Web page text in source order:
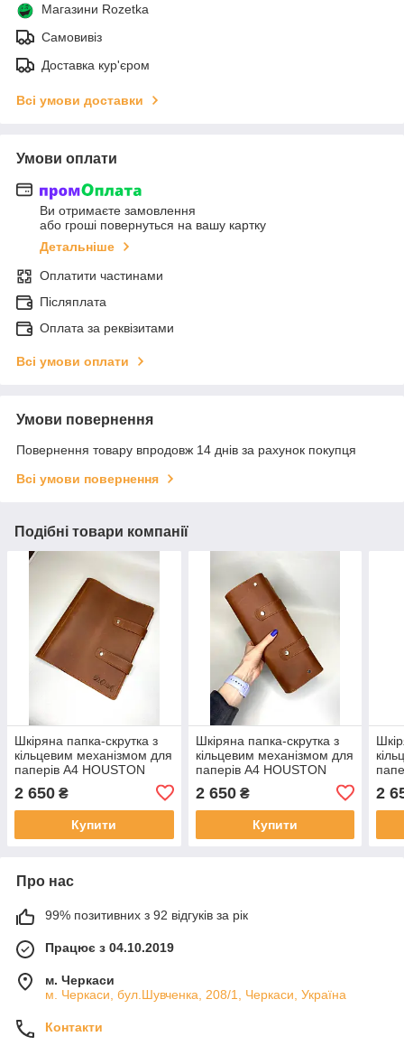
Магазини Rozetka
Самовивіз
Доставка кур'єром
Всі умови доставки
Умови оплати
Ви отримаєте замовлення
або гроші повернуться на вашу картку
Детальніше
Оплатити частинами
Післяплата
Оплата за реквізитами
Всі умови оплати
Умови повернення
Повернення товару впродовж 14 днів за рахунок покупця
Всі умови повернення
Подібні товари компанії
Шкіряна папка-скрутка з
кільцевим механізмом для
паперів А4 HOUSTON
2 650 ₴
Купити
Шкіряна папка-скрутка з
кільцевим механізмом для
паперів А4 HOUSTON
2 650₴
Купити
2
Про нас
99% позитивних з 92 відгуків за рік
Працює з 04.10.2019
м. Черкаси
м. Черкаси, бул.Шувченка, 208/1, Черкаси, Україна
Контакти